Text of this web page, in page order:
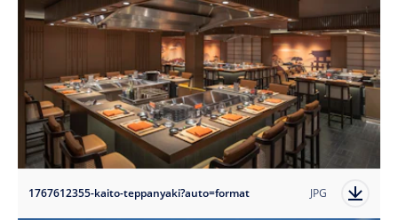
1767612355-kaito-teppanyaki?auto=format JPG